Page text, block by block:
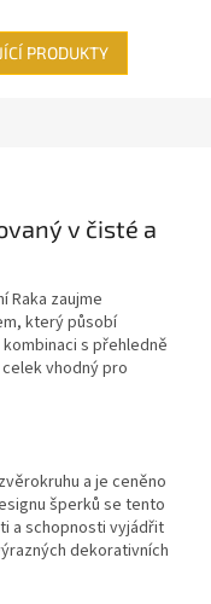
PRODUKTY
v čisté a
Raka zaujme
který působí
s přehledně
vhodný pro
a je ceněno
šperků se tento
a schopnosti vyjádřit
dekorativních